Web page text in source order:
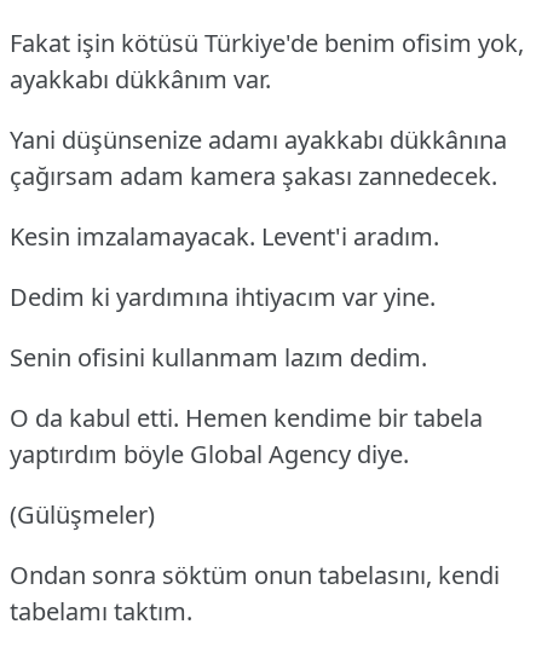
Fakat işin kötüsü Türkiye'de benim ofisim yok,
ayakkabı dükkânım var.
Yani düşünsenize adamı ayakkabı dükkânına
çağırsam adam kamera şakası zannedecek.
Kesin imzalamayacak. Levent'i aradım.
Dedim ki yardımına ihtiyacım var yine.
Senin ofisini kullanmam lazım dedim.
O da kabul etti. Hemen kendime bir tabela
yaptırdım böyle Global Agency diye.
(Gülüşmeler)
Ondan sonra söktüm onun tabelasını, kendi
tabelamı taktım.